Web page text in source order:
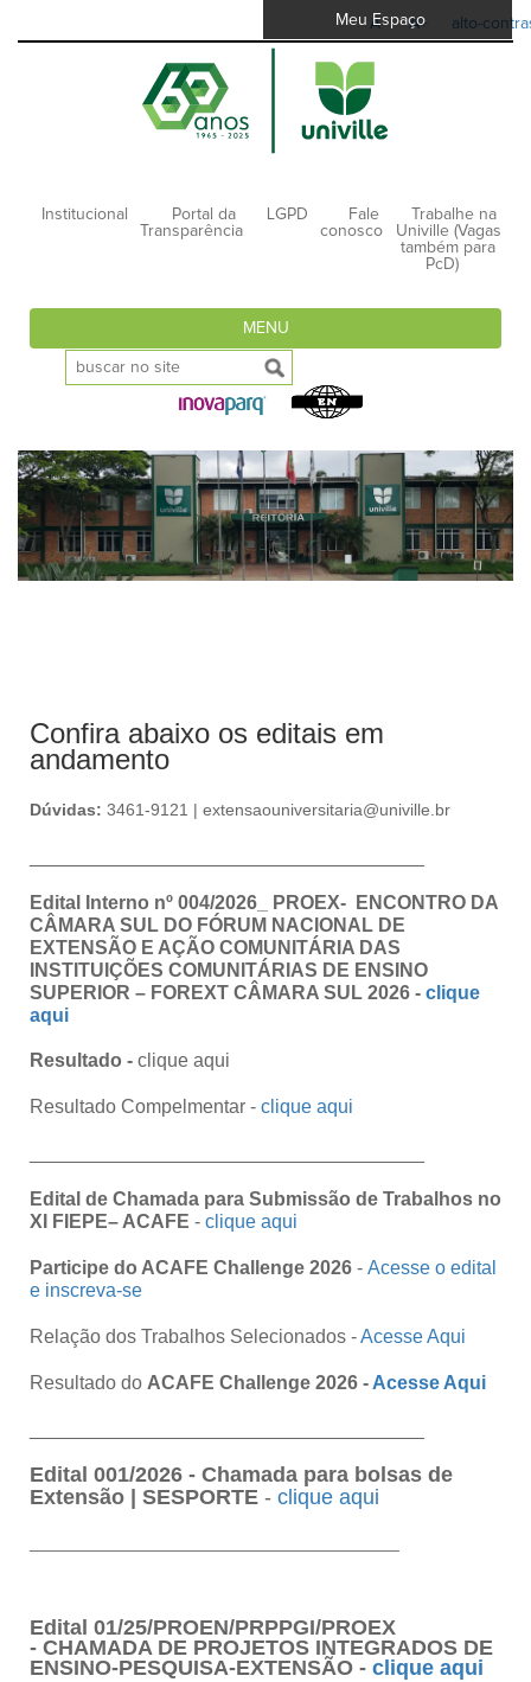
A- A+ alto-
Meu Espaço
Institucional
Portal da
Transparência
LGPD
Fale
conosco
Trabalhe na
Univille (Vagas
também para
PcD)
MENU
Confira abaixo os editais em
andamento
Dúvidas: 3461-9121 | extensaouniversitaria@univille.br
Edital Interno nº 004/2026_ PROEX- ENCONTRO DA
CÂMARA SUL DO FÓRUM NACIONAL DE
EXTENSÃO E AÇÃO COMUNITÁRIA DAS
INSTITUIÇÕES COMUNITÁRIAS DE ENSINO
SUPERIOR – FOREXT CÂMARA SUL 2026 - clique
aqui
Resultado - clique aqui
Resultado Compelmentar - clique aqui
Edital de Chamada para Submissão de Trabalhos no
XI FIEPE– ACAFE - clique aqui
Participe do ACAFE Challenge 2026 - Acesse o edital
e inscreva-se
Relação dos Trabalhos Selecionados -Acesse Aqui
Resultado do ACAFE Challenge 2026 - Acesse Aqui
Edital 001/2026 - Chamada para bolsas de
Extensão | SESPORTE - clique aqui
Edital 01/25/PROEN/PRPPGI/PROEX
- CHAMADA DE PROJETOS INTEGRADOS DE
ENSINO-PESQUISA-EXTENSÃO - clique aqui